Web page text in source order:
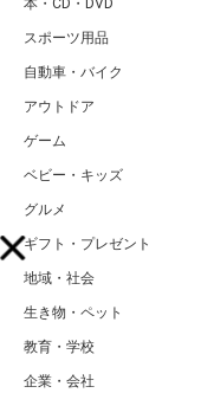
スポーツ用品
自動車・バイク
アウトドア
ゲーム
ベビー・キッズ
グルメ
ギフト・プレゼント
地域・社会
生き物・ペット
教育・学校
企業・会社